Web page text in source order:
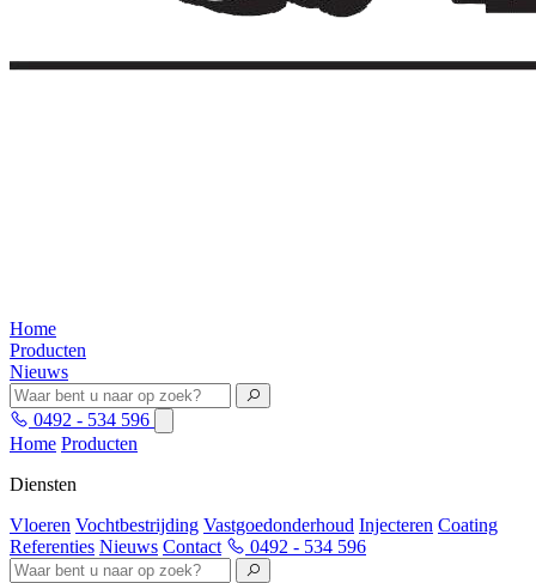
Home
Producten
Nieuws
0492 - 534 596
Home Producten
Diensten
Vloeren Vochtbestrijding Vastgoedonderhoud Injecteren Coating
Referenties Nieuws Contact 0492 - 534 596